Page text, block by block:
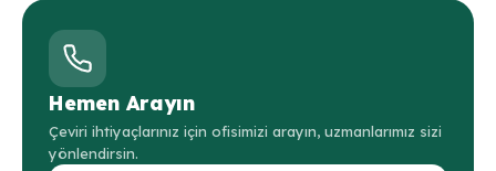
Hemen Arayın
Çeviri ihtiyaçlarınız için ofisimizi arayın, uzmanlarımız sizi
yönlendirsin.